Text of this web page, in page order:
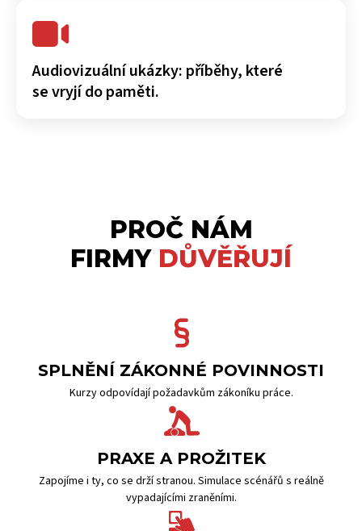
Audiovizuální ukázky: příběhy, které
se vryjí do paměti.
PROČ NÁM
FIRMYDŮVĚŘUJÍ
SPLNĚNÍ ZÁKONNÉ POVINNOSTI
Kurzy odpovídají požadavkům zákoníku práce.
PRAXE A PROŽITEK
Zapojíme i ty, co se drží stranou. Simulace scénářů s reálně
vypadajícími zraněními.